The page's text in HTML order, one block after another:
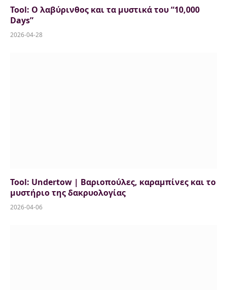
Tool: Ο λαβύρινθος και τα μυστικά του “10,000
Days”
2026-04-28
Tool: Undertow | Βαριοπούλες, καραμπίνες και το
μυστήριο της δακρυολογίας
2026-04-06